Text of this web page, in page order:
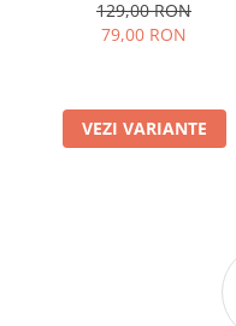
129,00 RON
79,00 RON
VEZI VARIANTE